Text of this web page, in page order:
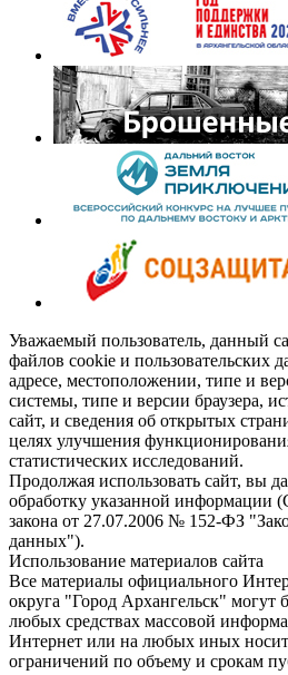
Уважаемый пользователь, данный
файлов cookie и
адресе, местоположении, типе и
системы, типе и версии браузера,
сайт, и сведения об открытых
целях улучшения
статистических исследований.
Продолжая использовать сайт, вы
обработку указанной информации
закона от 27.07.2006 № 152-ФЗ
данных").
Использование материалов сайта
Все материалы официального
округа "Город Архангельск" могут
любых средствах массовой
Интернет или на любых иных
ограничений по объему и срокам